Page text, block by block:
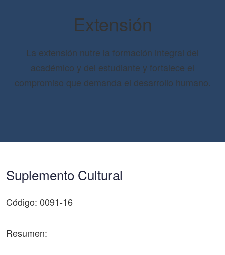
Extensión
La extensión nutre la formación integral del
académico y del estudiante y fortalece el
compromiso que demanda el desarrollo humano.
Suplemento Cultural
Código: 0091-16
Resumen: